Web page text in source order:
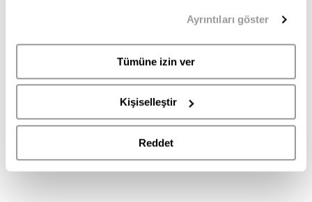
buradanerişebilirsiniz.
Ayrıntıları göster
Tümüne izin ver
Kişiselleştir
Reddet
TL
TL
42.995,00
TL
TL